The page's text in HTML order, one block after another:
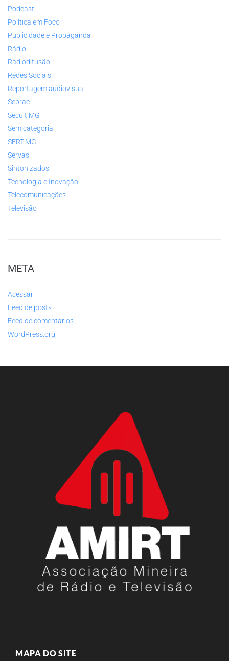
Podcast
Política em Foco
Publicidade e Propaganda
Rádio
Radiodifusão
Redes Sociais
Reportagem audiovisual
Sebrae
Secult MG
Sem categoria
SERT-MG
Servas
Sintonizados
Tecnologia e Inovação
Telecomunicações
Televisão
META
Acessar
Feed de posts
Feed de comentários
WordPress.org
MAPA DO SITE